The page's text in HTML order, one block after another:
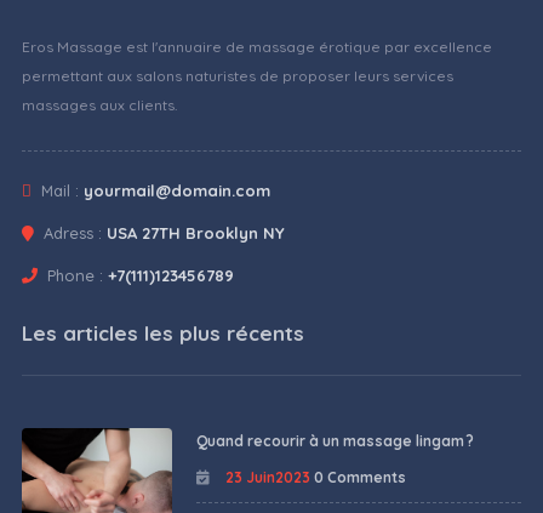
Eros Massage est l'annuaire de massage érotique par excellence
permettant aux salons naturistes de proposer leurs services
massages aux clients.
Mail : yourmail@domain.com
Adress : USA 27TH Brooklyn NY
Phone : +7(111)123456789
Les articles les plus récents
Quand recourir à un massage lingam ?
23 Juin2023 0 Comments